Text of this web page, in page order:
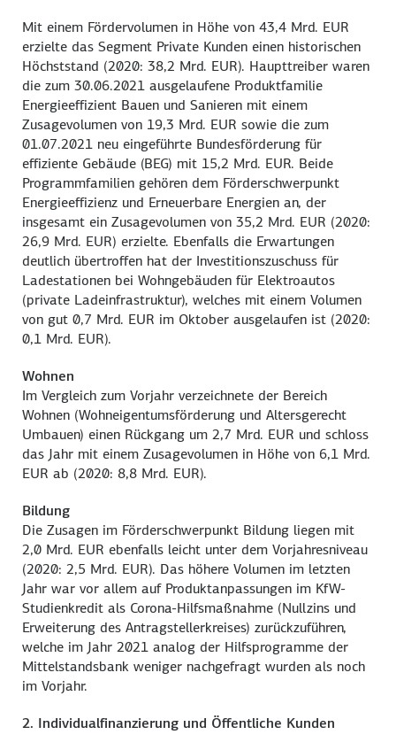
Mit einem Fördervolumen in Höhe von 43,4 Mrd. EUR
erzielte das Segment Private Kunden einen historischen
Höchststand (2020: 38,2 Mrd. EUR). Haupttreiber waren
die zum 30.06.2021 ausgelaufene Produktfamilie
Energieeffizient Bauen und Sanieren mit einem
Zusagevolumen von 19,3 Mrd. EUR sowie die zum
01.07.2021 neu eingeführte Bundesförderung für
effiziente Gebäude (BEG) mit 15,2 Mrd. EUR. Beide
Programmfamilien gehören dem Förderschwerpunkt
Energieeffizienz und Erneuerbare Energien an, der
insgesamt ein Zusagevolumen von 35,2 Mrd. EUR (2020:
26,9 Mrd. EUR) erzielte. Ebenfalls die Erwartungen
deutlich übertroffen hat der Investitionszuschuss für
Ladestationen bei Wohngebäuden für Elektroautos
(private Ladeinfrastruktur), welches mit einem Volumen
von gut 0,7 Mrd. EUR im Oktober ausgelaufen ist (2020:
0,1 Mrd. EUR).
Wohnen
Im Vergleich zum Vorjahr verzeichnete der Bereich
Wohnen (Wohneigentumsförderung und Altersgerecht
Umbauen) einen Rückgang um 2,7 Mrd. EUR und schloss
das Jahr mit einem Zusagevolumen in Höhe von 6,1 Mrd.
EUR ab (2020: 8,8 Mrd. EUR).
Bildung
Die Zusagen im Förderschwerpunkt Bildung liegen mit
2,0 Mrd. EUR ebenfalls leicht unter dem Vorjahresniveau
(2020: 2,5 Mrd. EUR). Das höhere Volumen im letzten
Jahr war vor allem auf Produktanpassungen im KfW-
Studienkredit als Corona-Hilfsmaßnahme (Nullzins und
Erweiterung des Antragstellerkreises) zurückzuführen,
welche im Jahr 2021 analog der Hilfsprogramme der
Mittelstandsbank weniger nachgefragt wurden als noch
im Vorjahr.
2. Individualfinanzierung und Öffentliche Kunden